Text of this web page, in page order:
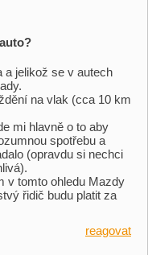
a jelikož se v autech
na vlak (cca 10 km
mi hlavně o to aby
spotřebu a
(opravdu si nechci
v tomto ohledu Mazdy
řidič budu platit za
reagovat